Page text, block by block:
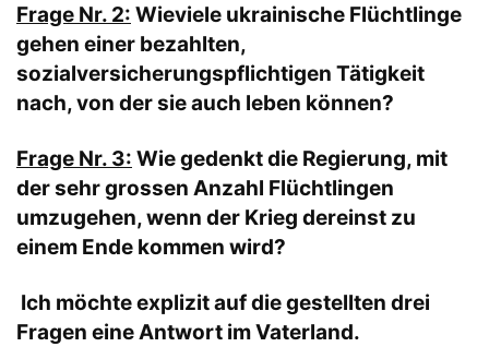
Frage Nr. 2: Wieviele ukrainische Flüchtlinge
gehen einer bezahlten,
sozialversicherungspflichtigen Tätigkeit
nach, von der sie auch leben können?
Frage Nr. 3: Wie gedenkt die Regierung, mit
der sehr grossen Anzahl Flüchtlingen
umzugehen, wenn der Krieg dereinst zu
einem Ende kommen wird?
Ich möchte explizit auf die gestellten drei
Fragen eine Antwort im Vaterland.